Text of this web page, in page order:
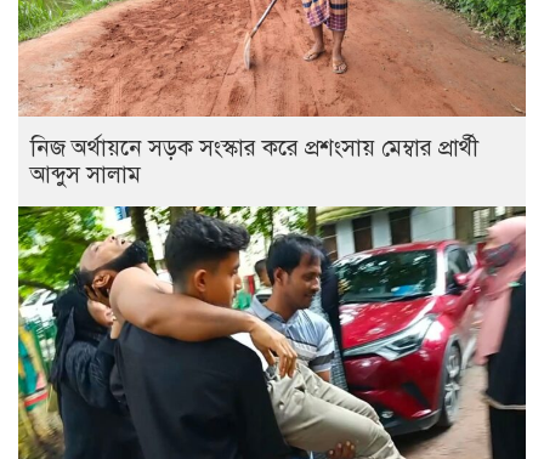
নিজ অর্থায়নে সড়ক সংস্কার করে প্রশংসায় মেম্বার প্রার্থী
আব্দুস সালাম